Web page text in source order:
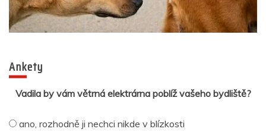
Ankety
Vadila by vám větrná elektrárna poblíž vašeho bydliště?
ano, rozhodně ji nechci nikde v blízkosti